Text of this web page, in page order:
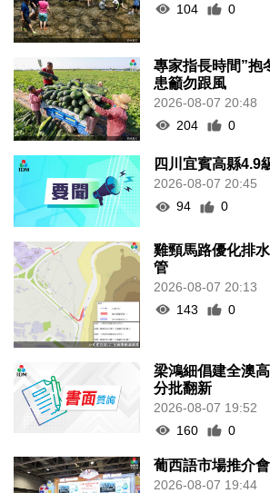
104
0
專家指長時間”抱
患籲勿跟風
2026-08-07 20:48
204
0
四川宜賓高縣4.9
2026-08-07 20:45
94
0
雞頸馬路優化排
管
2026-08-07 20:13
143
0
梁鴻細倡建全澳
分批翻新
2026-08-07 19:52
160
0
葡西語市場推介
2026-08-07 19:44